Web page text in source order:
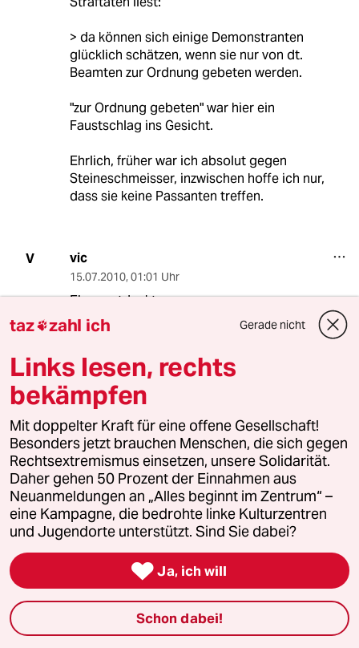
> da können sich einige Demonstranten
glücklich schätzen, wenn sie nur von dt.
Beamten zur Ordnung gebeten werden.
"zur Ordnung gebeten" war hier ein
Faustschlag ins Gesicht.
Ehrlich, früher war ich absolut gegen
Steineschmeisser, inzwischen hoffe ich nur,
dass sie keine Passanten treffen.
V vic
15.07.2010, 01:01 Uhr
Eben entdeckt:
Heute Abend in der Sendung "Kontraste". Die
Themen
(paste & copy):
"Patienten in Not - wenn Retter nicht helfen
dürfen; Anschlag auf Polizisten - die Linke und
die Gewaltfrage; Atomkraft -
Laufzeitverlängerung trotz
Sicherheitsdefiziten"
Die Linke, Anschlag auf Polizisten, Gewalt?
So wird dem Bürger suggeriert, es bestünde
ein Zusammenhang.
Und überhaupt, wie jetzt. Die Partei die Linke,
alle Linken, alle die nicht rechts sind?
"Anschlag auf die Linke, bzw. auf linke
Demonstranten - Die Polizei und die
Gewaltfrage".
taz zahl ich Gerade nicht
Links lesen, rechts
bekämpfen
Mit doppelter Kraft für eine offene Gesellschaft!
Besonders jetzt brauchen Menschen, die sich gegen
Rechtsextremismus einsetzen, unsere Solidarität.
Daher gehen 50 Prozent der Einnahmen aus
Neuanmeldungen an „Alles beginnt im Zentrum“ –
eine Kampagne, die bedrohte linke Kulturzentren
und Jugendorte unterstützt. Sind Sie dabei?
 Ja, ich will
Schon dabei!